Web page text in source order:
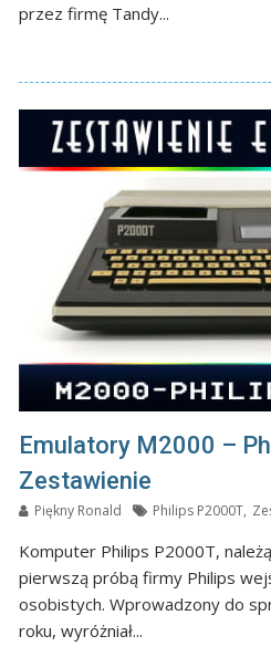
przez firmę Tandy...
Emulatory M2000 –
Zestawienie
Piękny Ronald Philips P2000T,
Komputer Philips P2000T,
pierwszą próbą firmy Philips
osobistych. Wprowadzony do
roku, wyróżniał...